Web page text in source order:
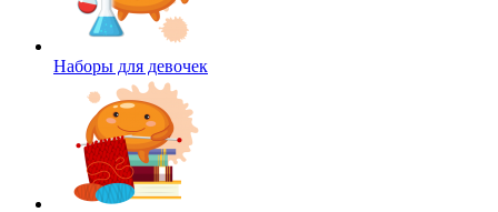
Наборы для девочек